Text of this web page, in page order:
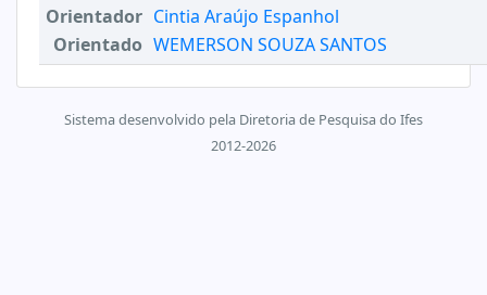
Orientador Cintia Araújo Espanhol
Orientado WEMERSON SOUZA SANTOS
Sistema desenvolvido pela Diretoria de Pesquisa do Ifes
2012-2026